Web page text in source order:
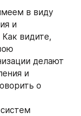
в виду
и
видите,
делают
и
о